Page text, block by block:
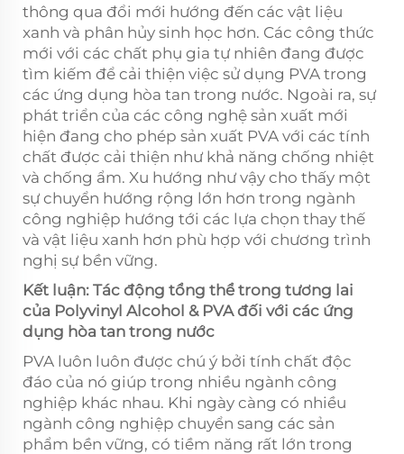
thông qua đổi mới hướng đến các vật liệu
xanh và phân hủy sinh học hơn. Các công thức
mới với các chất phụ gia tự nhiên đang được
tìm kiếm để cải thiện việc sử dụng PVA trong
các ứng dụng hòa tan trong nước. Ngoài ra, sự
phát triển của các công nghệ sản xuất mới
hiện đang cho phép sản xuất PVA với các tính
chất được cải thiện như khả năng chống nhiệt
và chống ẩm. Xu hướng như vậy cho thấy một
sự chuyển hướng rộng lớn hơn trong ngành
công nghiệp hướng tới các lựa chọn thay thế
và vật liệu xanh hơn phù hợp với chương trình
nghị sự bền vững.
Kết luận: Tác động tổng thể trong tương lai
của Polyvinyl Alcohol & PVA đối với các ứng
dụng hòa tan trong nước
PVA luôn luôn được chú ý bởi tính chất độc
đáo của nó giúp trong nhiều ngành công
nghiệp khác nhau. Khi ngày càng có nhiều
ngành công nghiệp chuyển sang các sản
phẩm bền vững, có tiềm năng rất lớn trong